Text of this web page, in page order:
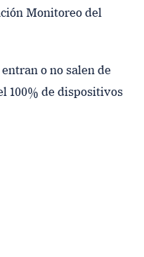
Monitoreo del
o no salen de
100% de dispositivos